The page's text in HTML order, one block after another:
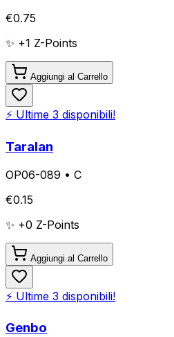
€0.75
✨ +1 Z-Points
Aggiungi al Carrello
⚡ Ultime 3 disponibili!
Taralan
OP06-089 • C
€0.15
✨ +0 Z-Points
Aggiungi al Carrello
⚡ Ultime 3 disponibili!
Genbo